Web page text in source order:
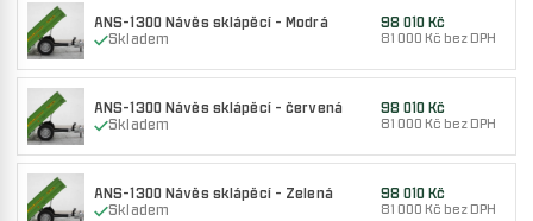
ANS-1300 Návěs sklápěcí - Modrá
Skladem
98 010 Kč
81 000 Kč bez DPH
ANS-1300 Návěs sklápěcí - červená
Skladem
98 010 Kč
81 000 Kč bez DPH
ANS-1300 Návěs sklápěcí - Zelená
Skladem
98 010 Kč
81 000 Kč bez DPH